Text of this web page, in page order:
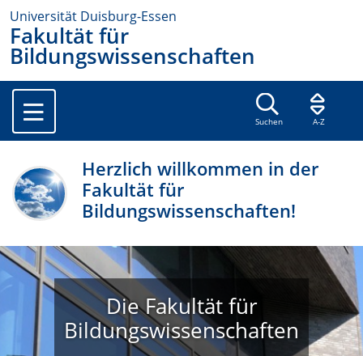
Universität Duisburg-Essen
Fakultät für
Bildungswissenschaften
Suchen A-Z
Herzlich willkommen in der
Fakultät für
Bildungswissenschaften!
Die Fakultät für
Bildungswissenschaften